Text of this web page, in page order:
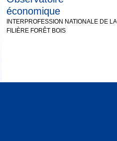
économique
INTERPROFESSION NATIONALE DE LA
FILIÈRE FORÊT BOIS